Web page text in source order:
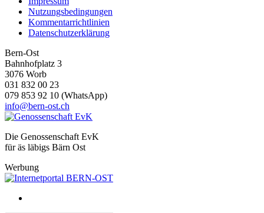
Nutzungsbedingungen
Kommentarrichtlinien
Datenschutzerklärung
Bern-Ost
Bahnhofplatz 3
3076 Worb
031 832 00 23
079 853 92 10 (WhatsApp)
info@bern-ost.ch
Die Genossenschaft EvK
für äs läbigs Bärn Ost
Werbung